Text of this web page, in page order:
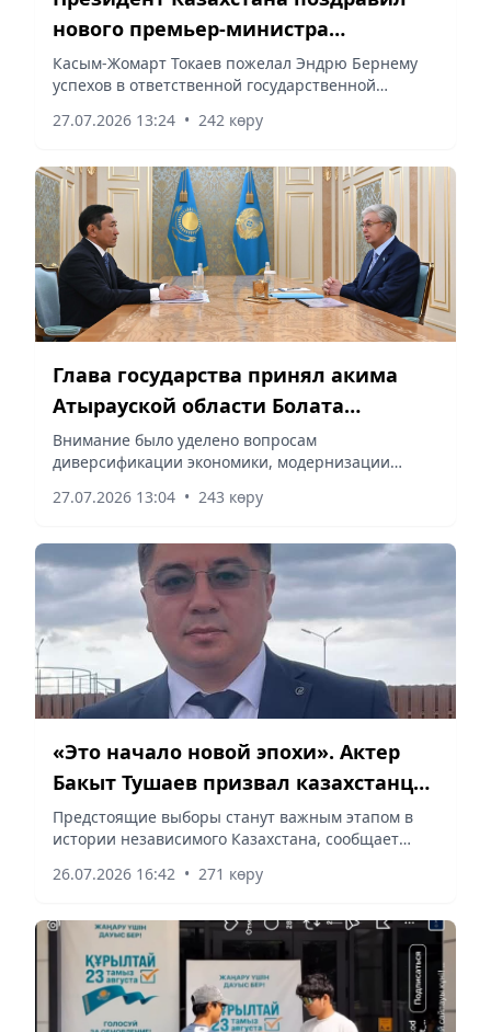
нового премьер-министра
Великобритании
Касым-Жомарт Токаев пожелал Эндрю Бернему
успехов в ответственной государственной
vapress.kz.
27.07.2026 13:24 • 242 көру
Глава государства принял акима
Атырауской области Болата
Акчулакова
Внимание было уделено вопросам
диверсификации экономики, модернизации
vapress.kz.
27.07.2026 13:04 • 243 көру
«Это начало новой эпохи». Актер
Бакыт Тушаев призвал казахстанцев
принять участие в выборах
депутатов Курултая
Предстоящие выборы станут важным этапом в
истории независимого Казахстана, сообщает
26.07.2026 16:42 • 271 көру